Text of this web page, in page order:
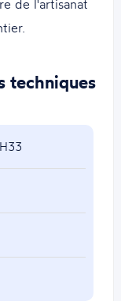
de l'artisanat
techniques